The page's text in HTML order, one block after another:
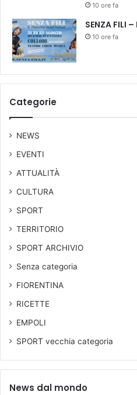
10 ore fa
SENZA FILI
10 ore fa
Categorie
NEWS
EVENTI
ATTUALITÀ
CULTURA
SPORT
TERRITORIO
SPORT ARCHIVIO
Senza categoria
FIORENTINA
RICETTE
EMPOLI
SPORT vecchia categoria
News dal mondo